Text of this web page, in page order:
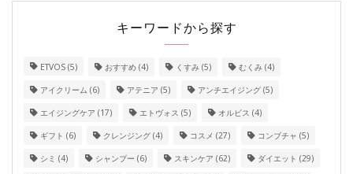
キーワードから探す
ETVOS (5) おすすめ (4) くすみ (5) むくみ (4)
アイクリーム (6) アテニア (5) アンチエイジング (5)
エイジングケア (17) エトヴォス (5) オルビス (4)
ギフト (6) クレンジング (4) コスメ (27) コンブチャ (5)
シミ (4) シャンプー (6) スキンケア (62) ダイエット (29)